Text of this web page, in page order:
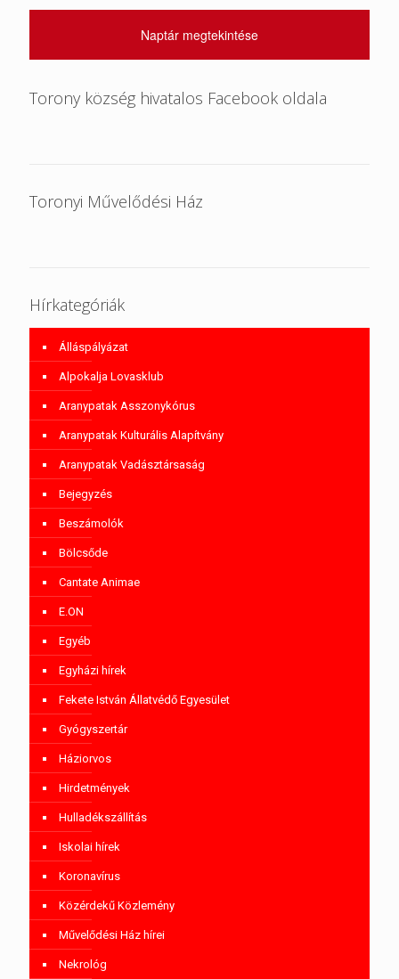
Naptár megtekintése
Torony község hivatalos Facebook oldala
Toronyi Művelődési Ház
Hírkategóriák
Álláspályázat
Alpokalja Lovasklub
Aranypatak Asszonykórus
Aranypatak Kulturális Alapítvány
Aranypatak Vadásztársaság
Bejegyzés
Beszámolók
Bölcsőde
Cantate Animae
E.ON
Egyéb
Egyházi hírek
Fekete István Állatvédő Egyesület
Gyógyszertár
Háziorvos
Hirdetmények
Hulladékszállítás
Iskolai hírek
Koronavírus
Közérdekű Közlemény
Művelődési Ház hírei
Nekrológ